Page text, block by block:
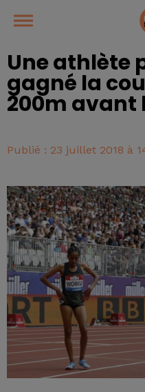
Une athlète
gagné la
200m avant
Publié : 23 juillet 2018 à